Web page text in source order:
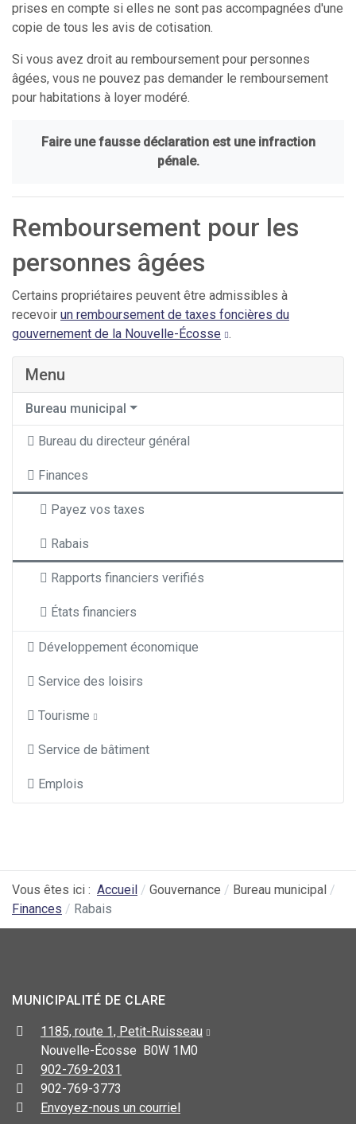
prises en compte si elles ne sont pas accompagnées d'une
copie de tous les avis de cotisation.
Si vous avez droit au remboursement pour personnes
âgées, vous ne pouvez pas demander le remboursement
pour habitations à loyer modéré.
Faire une fausse déclaration est une infraction
pénale.
Remboursement pour les
personnes âgées
Certains propriétaires peuvent être admissibles à
recevoir un remboursement de taxes foncières du
gouvernement de la Nouvelle-Écosse .
Menu
Bureau municipal
Bureau du directeur général
Finances
Payez vos taxes
Rabais
Rapports financiers verifiés
États financiers
Développement économique
Service des loisirs
Tourisme
Service de bâtiment
Emplois
Vous êtes ici : Accueil Gouvernance
Bureau municipal
Finances
Rabais
MUNICIPALITÉ DE CLARE
1185, route 1, Petit-Ruisseau
Nouvelle-Écosse B0W 1M0
902-769-2031
902-769-3773
Envoyez-nous un courriel